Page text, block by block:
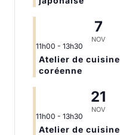
7
NOV
11h00 - 13h30
Atelier de cuisine
coréenne
21
NOV
11h00 - 13h30
Atelier de cuisine